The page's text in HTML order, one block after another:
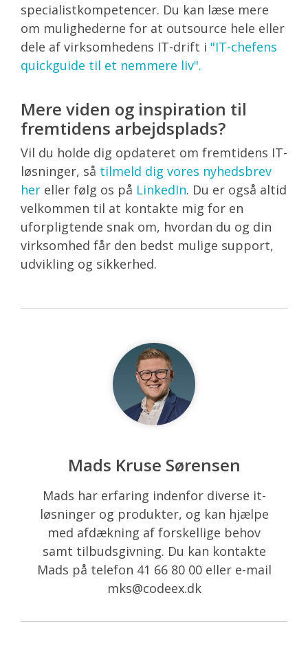
specialistkompetencer. Du kan læse mere
om mulighederne for at outsource hele eller
dele af virksomhedens IT-drift i "IT-chefens
quickguide til et nemmere liv".
Mere viden og inspiration til
fremtidens arbejdsplads?
Vil du holde dig opdateret om fremtidens IT-
løsninger, så tilmeld dig vores nyhedsbrev
her eller følg os på LinkedIn. Du er også altid
velkommen til at kontakte mig for en
uforpligtende snak om, hvordan du og din
virksomhed får den bedst mulige support,
udvikling og sikkerhed.
Mads Kruse Sørensen
Mads har erfaring indenfor diverse it-
løsninger og produkter, og kan hjælpe
med afdækning af forskellige behov
samt tilbudsgivning. Du kan kontakte
Mads på telefon 41 66 80 00 eller e-mail
mks@codeex.dk